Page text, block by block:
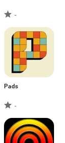
-
Pads
-